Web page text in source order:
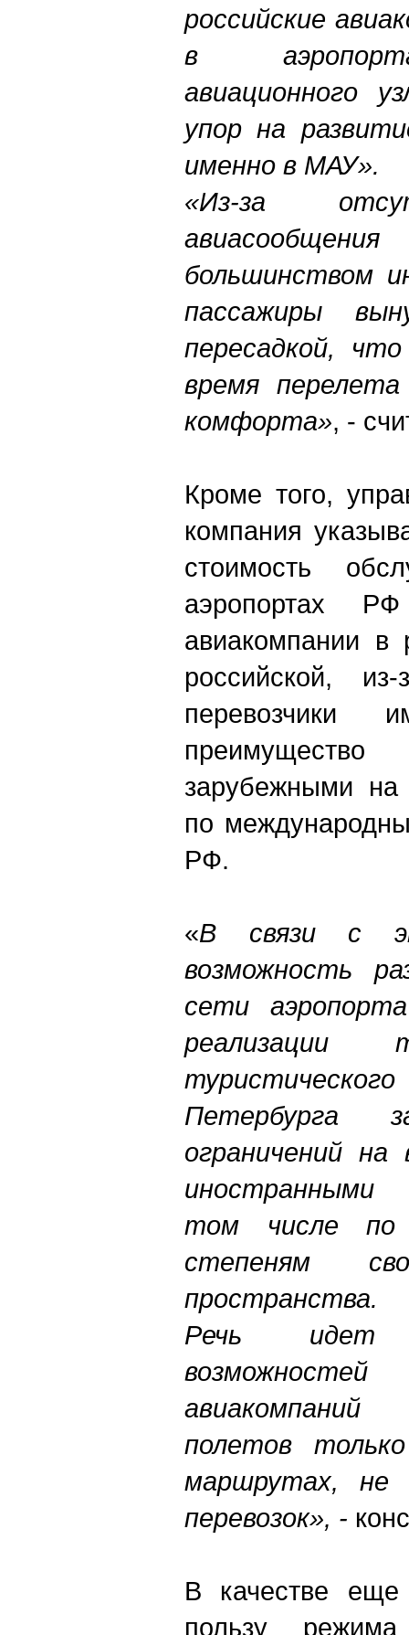
российские
в
авиационного
упор на
именно в МАУ».
«Из-за
большинством
пассажиры
пересадкой,
время
комфорта», -
Кроме того,
компания
стоимость
аэропортах
авиакомпании
российской,
перевозчики
зарубежными на
по
РФ.
«В связи с
возможность
сети
реализации
Петербурга
ограничений на
иностранными
том числе по
степеням
пространства.
Речь идет
полетов
маршрутах, не
перевозок», -
В качестве еще
пользу